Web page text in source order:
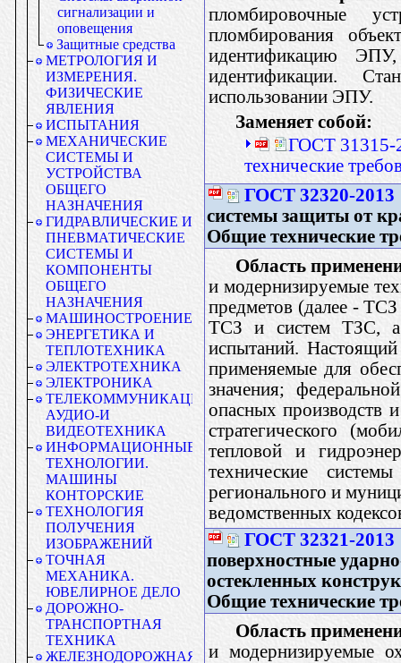
сигнализации и
оповещения
Защитные средства
МЕТРОЛОГИЯ И
ИЗМЕРЕНИЯ.
ФИЗИЧЕСКИЕ
ЯВЛЕНИЯ
ИСПЫТАНИЯ
МЕХАНИЧЕСКИЕ
СИСТЕМЫ И
УСТРОЙСТВА
ОБЩЕГО
НАЗНАЧЕНИЯ
ГИДРАВЛИЧЕСКИЕ И
ПНЕВМАТИЧЕСКИЕ
СИСТЕМЫ И
КОМПОНЕНТЫ
ОБЩЕГО
НАЗНАЧЕНИЯ
МАШИНОСТРОЕНИЕ
ЭНЕРГЕТИКА И
ТЕПЛОТЕХНИКА
ЭЛЕКТРОТЕХНИКА
ЭЛЕКТРОНИКА
ТЕЛЕКОММУНИКАЦИИ.
АУДИО-И
ВИДЕОТЕХНИКА
ИНФОРМАЦИОННЫЕ
ТЕХНОЛОГИИ.
МАШИНЫ
КОНТОРСКИЕ
ТЕХНОЛОГИЯ
ПОЛУЧЕНИЯ
ИЗОБРАЖЕНИЙ
ТОЧНАЯ
МЕХАНИКА.
ЮВЕЛИРНОЕ ДЕЛО
ДОРОЖНО-
ТРАНСПОРТНАЯ
ТЕХНИКА
ЖЕЛЕЗНОДОРОЖНАЯ
пломбировочные
пломбирования
идентификацию
идентификации.
использовании ЭПУ.
Заменяет собой:
ГОСТ 31315-
технические
ГОСТ 32320-2013
системы защиты от
Общие технические
Область
и модернизируемые
предметов (далее -
ТСЗ и систем ТЗС, а
испытаний.
применяемые для
значения;
опасных производств
стратегического
тепловой и
технические
регионального и
ведомственных
ГОСТ 32321-2013
поверхностные
остекленных
Общие технические
Область
и модернизируемые